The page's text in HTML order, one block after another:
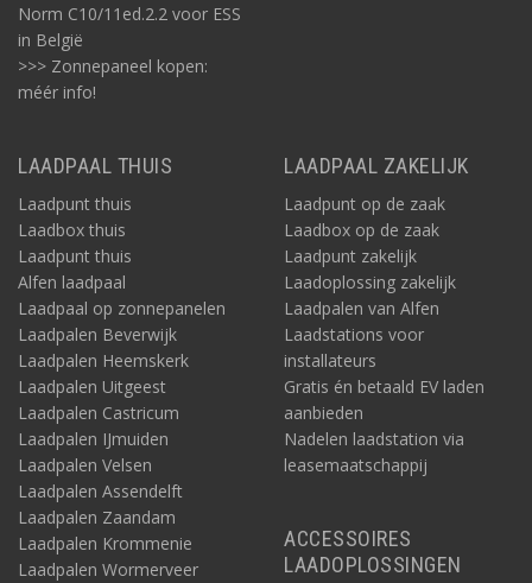
Norm C10/11ed.2.2 voor ESS
in België
>>> Zonnepaneel kopen:
méér info!
LAADPAAL THUIS
Laadpunt thuis
Laadbox thuis
Laadpunt thuis
Alfen laadpaal
Laadpaal op zonnepanelen
Laadpalen Beverwijk
Laadpalen Heemskerk
Laadpalen Uitgeest
Laadpalen Castricum
Laadpalen IJmuiden
Laadpalen Velsen
Laadpalen Assendelft
Laadpalen Zaandam
Laadpalen Krommenie
Laadpalen Wormerveer
LAADPAAL ZAKELIJK
Laadpunt op de zaak
Laadbox op de zaak
Laadpunt zakelijk
Laadoplossing zakelijk
Laadpalen van Alfen
Laadstations voor
installateurs
Gratis én betaald EV laden
aanbieden
Nadelen laadstation via
leasemaatschappij
ACCESSOIRES
LAADOPLOSSINGEN